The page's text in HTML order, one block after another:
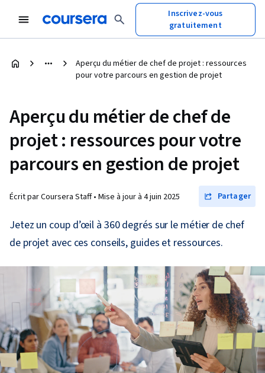
Inscrivez-vous
gratuitement
Aperçu du métier de chef de projet : ressources
pour votre parcours en gestion de projet
Aperçu du métier de chef de
projet : ressources pour votre
parcours en gestion de projet
Écrit par Coursera Staff • Mise à jour à 4 juin 2025 Partager
Jetez un coup d’œil à 360 degrés sur le métier de chef
de projet avec ces conseils, guides et ressources.